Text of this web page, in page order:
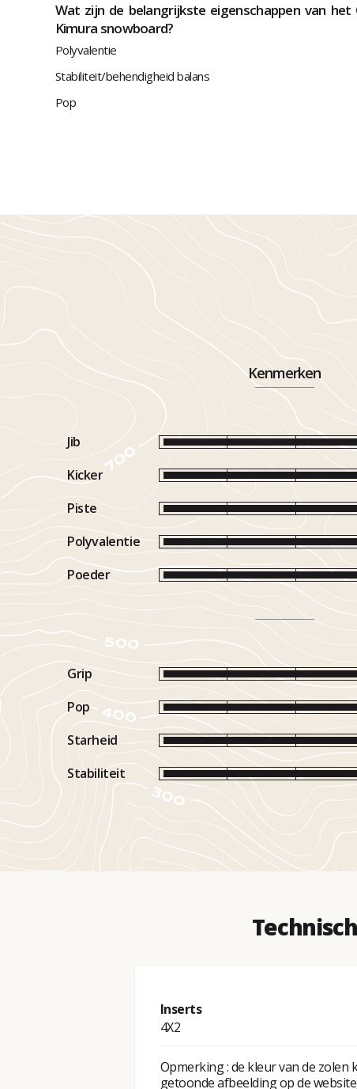
Wat zijn de belangrijkste eigenschappen van het
Kimura snowboard?
Polyvalentie
Stabiliteit/behendigheid balans
Pop
Kenmerken
Jib
Kicker
Piste
Polyvalentie
Poeder
Grip
Pop
Starheid
Stabiliteit
Inserts
4X2
Opmerking : de kleur van de zolen
getoonde afbeelding op de